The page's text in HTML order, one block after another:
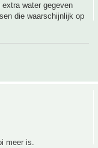
water gegeven
die waarschijnlijk op
meer is.